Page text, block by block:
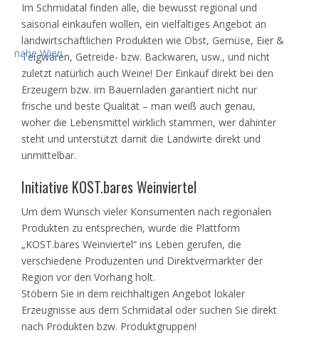
Im Schmidatal finden alle, die bewusst regional und
saisonal einkaufen wollen, ein vielfältiges Angebot an
landwirtschaftlichen Produkten wie Obst, Gemüse, Eier &
Teigwaren, Getreide- bzw. Backwaren, usw., und nicht
zuletzt natürlich auch Weine! Der Einkauf direkt bei den
Erzeugern bzw. im Bauernladen garantiert nicht nur
frische und beste Qualität – man weiß auch genau,
woher die Lebensmittel wirklich stammen, wer dahinter
steht und unterstützt damit die Landwirte direkt und
unmittelbar.
Initiative KOST.bares Weinviertel
Um dem Wunsch vieler Konsumenten nach regionalen
Produkten zu entsprechen, wurde die Plattform
„KOST.bares Weinviertel“ ins Leben gerufen, die
verschiedene Produzenten und Direktvermarkter der
Region vor den Vorhang holt.
Stöbern Sie in dem reichhaltigen Angebot lokaler
Erzeugnisse aus dem Schmidatal oder suchen Sie direkt
nach Produkten bzw. Produktgruppen!